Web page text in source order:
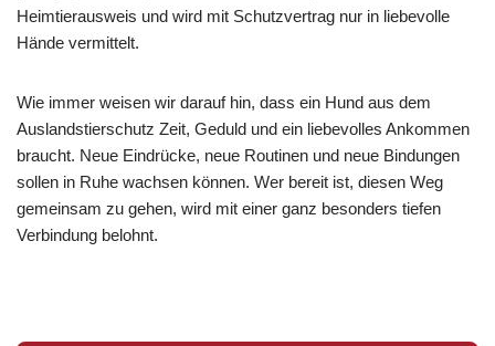
Heimtierausweis und wird mit Schutzvertrag nur in liebevolle
Hände vermittelt.
Wie immer weisen wir darauf hin, dass ein Hund aus dem
Auslandstierschutz Zeit, Geduld und ein liebevolles Ankommen
braucht. Neue Eindrücke, neue Routinen und neue Bindungen
sollen in Ruhe wachsen können. Wer bereit ist, diesen Weg
gemeinsam zu gehen, wird mit einer ganz besonders tiefen
Verbindung belohnt.